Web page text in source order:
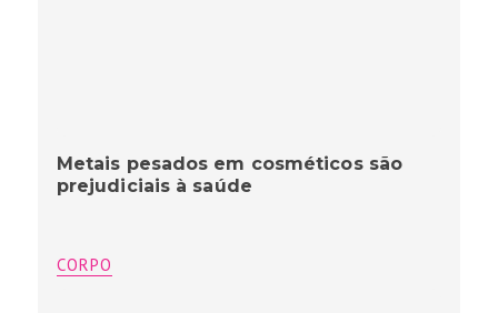
Metais pesados em cosméticos são
prejudiciais à saúde
CORPO